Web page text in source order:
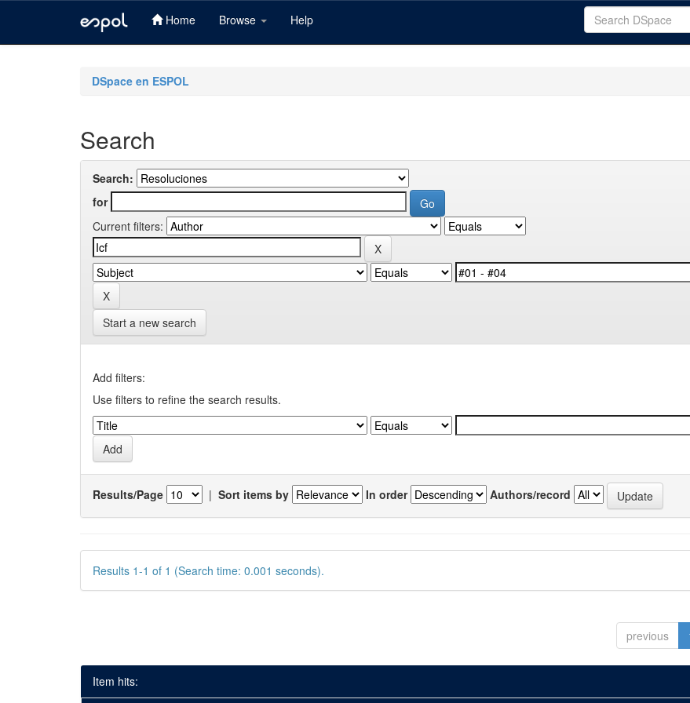
Home Browse Help
DSpace en ESPOL
Search
Search:
for
Current filters:
Start a new search
Add filters:
Use filters to refine the search results.
Results/Page | Sort items by In order Authors/record
Results 1-1 of 1 (Search time: 0.001 seconds).
previous
Item hits: